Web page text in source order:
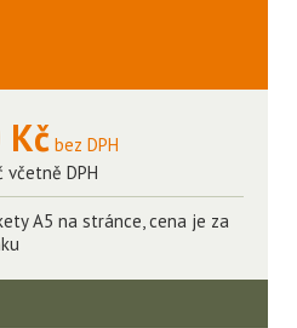
Kč bez DPH
včetně DPH
A5 na stránce, cena je za